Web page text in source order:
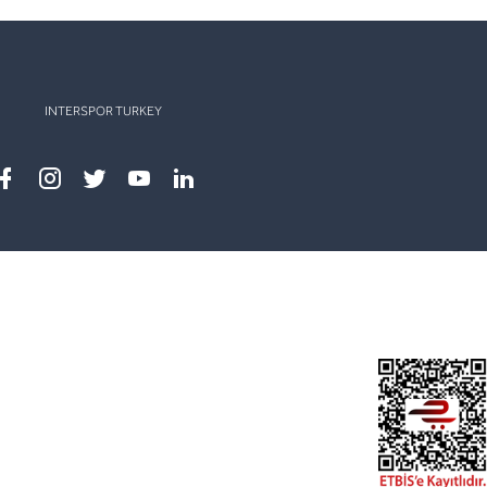
INTERSPOR TURKEY